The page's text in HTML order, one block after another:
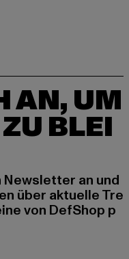
AN, UM
BLEI
an und
über aktuelle Tre
von DefShop p